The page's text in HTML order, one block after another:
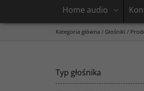
Home audio
Kategoria główna / Głośniki /
Typ głośnika